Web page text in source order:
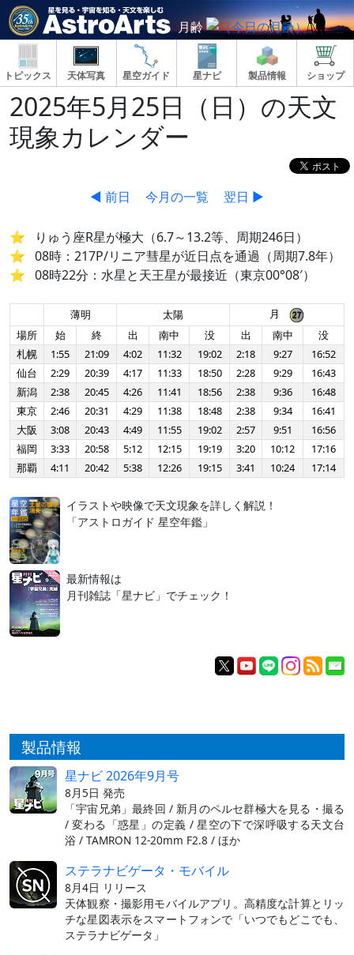
月齢
トピックス 天体写真 星空ガイド 星ナビ 製品情報 ショップ
2025年5月25日（日）の天文
現象カレンダー
◀ 前日 今月の一覧 翌日 ▶
りゅう座R星が極大（6.7～13.2等、周期246日）
08時：217P/リニア彗星が近日点を通過（周期7.8年）
08時22分：水星と天王星が最接近（東京00°08′）
薄明 太陽
月
場所
始 終 出 南中 没 出 南中
没
札幌
1:55 21:09 4:02 11:32 19:02 2:18 9:27
16:52
仙台
2:29 20:39 4:17 11:33 18:50 2:28 9:29
16:43
新潟
2:38 20:45 4:26 11:41 18:56 2:38 9:36
16:48
東京
2:46 20:31 4:29 11:38 18:48 2:38 9:34
16:41
大阪
3:08 20:43 4:49 11:55 19:02 2:57 9:51
16:56
福岡
3:33 20:58 5:12 12:15 19:19 3:20 10:12
17:16
那覇
4:11 20:42 5:38 12:26 19:15 3:41 10:24 17:14
イラストや映像で天文現象を詳しく解説！
「アストロガイド 星空年鑑」
最新情報は
月刊雑誌「星ナビ」でチェック！
製品情報
星ナビ 2026年9月号
8月5日 発売
「宇宙兄弟」最終回 / 新月のペルセ群極大を見る・撮る
/ 変わる「惑星」の定義 / 星空の下で深呼吸する天文台
浴 / TAMRON 12-20mm F2.8 / ほか
ステラナビゲータ・モバイル
8月4日 リリース
天体観察・撮影用モバイルアプリ。高精度な計算とリッ
チな星図表示をスマートフォンで「いつでもどこでも、
ステラナビゲータ」